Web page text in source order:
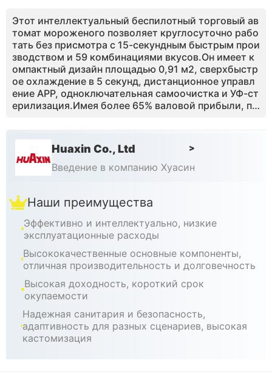
Этот интеллектуальный беспилотный торговый ав
томат мороженого позволяет круглосуточно рабо
тать без присмотра с 15-секундным быстрым прои
зводством и 59 комбинациями вкусов.Он имеет к
омпактный дизайн площадью 0,91 м2, сверхбыстр
ое охлаждение в 5 секунд, дистанционное управл
ение APP, одноключательная самоочистка и УФ-ст
ерилизация.Имея более 65% валовой прибыли, пе
мест, поддерживаемый 1-летней гарантией и круг
лосуточной технической поддержкой.
Huaxin Co., Ltd >
Введение в компанию Хуасин
Наши преимущества
Эффективно и интеллектуально, низкие
эксплуатационные расходы
Высококачественные основные компоненты,
отличная производительность и долговечность
Высокая доходность, короткий срок
окупаемости
Надежная санитария и безопасность,
адаптивность для разных сценариев, высокая
кастомизация